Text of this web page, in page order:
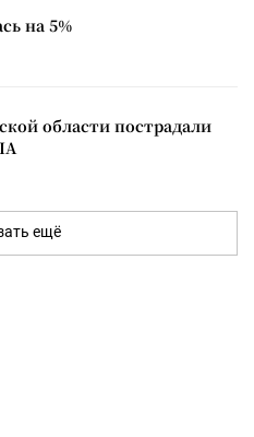
на 5%
области пострадали
ещё